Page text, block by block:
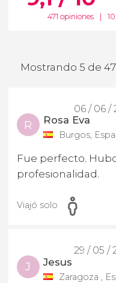
471 opiniones
Mostrando 5 de
06 / 06 /
R Rosa Eva
Burgos,
Fue perfecto.
profesionalidad.
Viajó solo
29 / 05 /
J Jesus
Zaragoza ,